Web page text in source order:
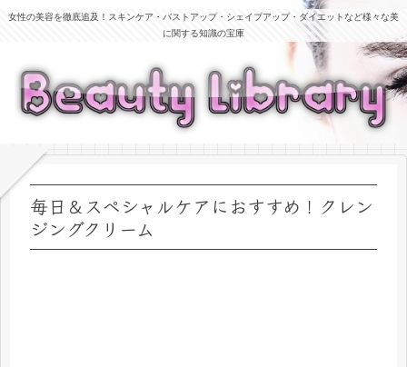
女性の美容を徹底追及！スキンケア・バストアップ・シェイプアップ・ダイエットなど様々な美
に関する知識の宝庫
毎日＆スペシャルケアにおすすめ！クレン
ジングクリーム